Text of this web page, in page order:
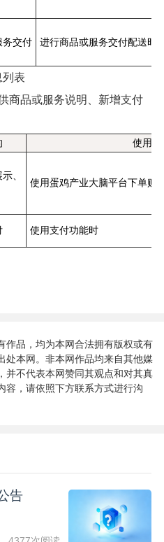
务交付 进行商品或服务交付配送时
列表
商品或服务说明、新增支付
使用场
、
使用蛋鸡产业大脑平台下单购
使用支付功能时
作品，均为本网合法拥有版权或有
处本网。非本网作品均来自其他媒
并不代表本网赞同其观点和对其真
容，请依照下方联系方式进行沟
告